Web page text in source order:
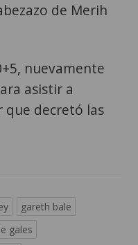
de Merih
nuevamente
asistir a
que decretó las
gareth bale
gales